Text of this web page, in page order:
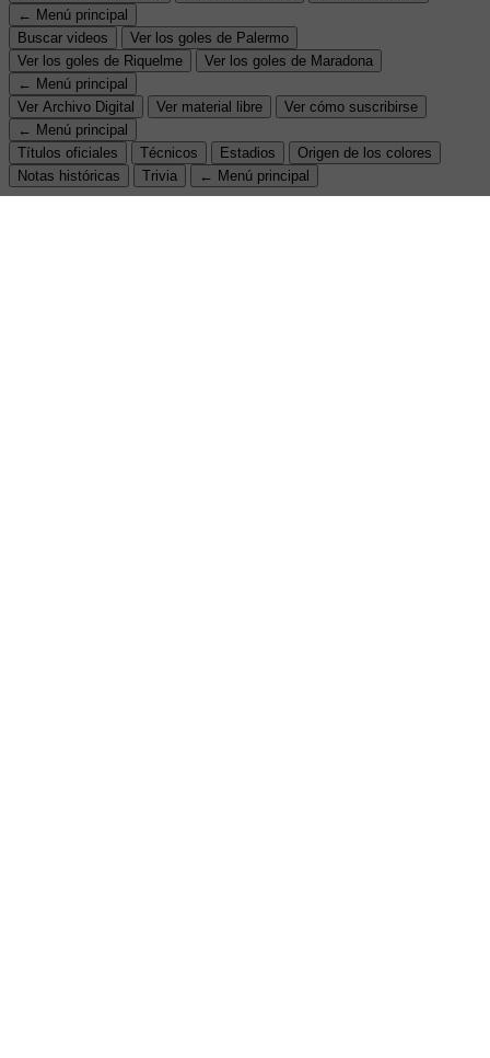
← Menú principal
Buscar videos
Ver los goles de Palermo
Ver los goles de Riquelme
Ver los goles de Maradona
← Menú principal
Ver Archivo Digital
Ver material libre
Ver cómo suscribirse
← Menú principal
Títulos oficiales
Técnicos Estadios
Origen de los colores
Notas históricas
Trivia ← Menú principal